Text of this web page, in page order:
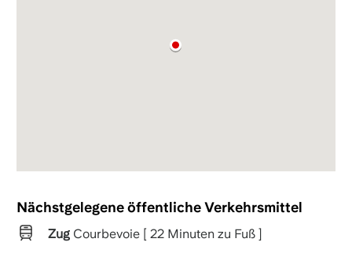
Nächstgelegene öffentliche Verkehrsmittel
ZugCourbevoie [ 22 Minuten zu Fuß ]